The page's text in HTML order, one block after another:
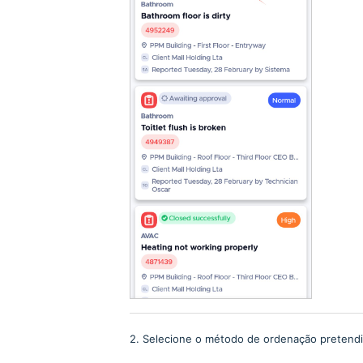
2. Selecione o método de ordenação